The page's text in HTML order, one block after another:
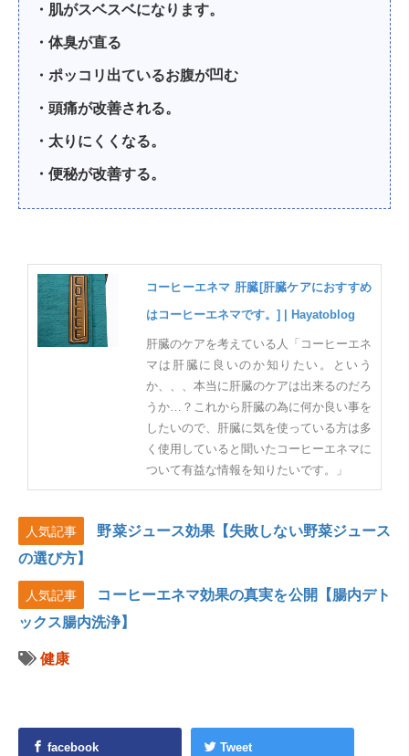
・肌がスベスベになります。
・体臭が直る
・ポッコリ出ているお腹が凹む
・頭痛が改善される。
・太りにくくなる。
・便秘が改善する。
コーヒーエネマ 肝臓[肝臓ケアにおすすめ
はコーヒーエネマです。] | Hayatoblog
肝臓のケアを考えている人「コーヒーエネ
マは肝臓に良いのか知りたい。という
か、、、本当に肝臓のケアは出来るのだろ
うか…？これから肝臓の為に何か良い事を
したいので、肝臓に気を使っている方は多
く使用していると聞いたコーヒーエネマに
ついて有益な情報を知りたいです。」
人気記事
野菜ジュース効果【失敗しない野菜ジュース
の選び方】
人気記事
コーヒーエネマ効果の真実を公開【腸内デト
ックス腸内洗浄】
健康
facebook Tweet